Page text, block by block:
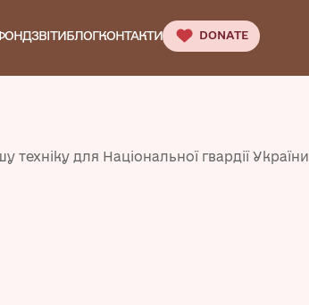
ЗВІТИБЛОГКОНТАКТИ DONATE
техніку для Національної гвардії України